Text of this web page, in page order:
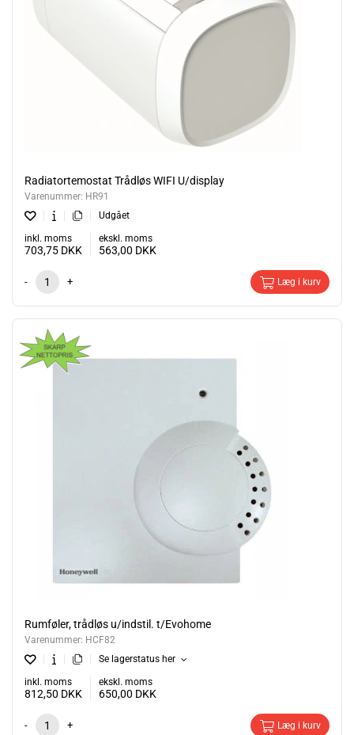
Radiatortemostat Trådløs WIFI U/display
Varenummer: HR91
Udgået
inkl. moms
703,75 DKK
ekskl. moms
563,00 DKK
- + Læg i kurv
Rumføler, trådløs u/indstil. t/Evohome
Varenummer: HCF82
Se lagerstatus her
inkl. moms
812,50 DKK
ekskl. moms
650,00 DKK
- + Læg i kurv